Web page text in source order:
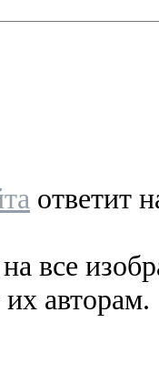
ответит
все
авторам.